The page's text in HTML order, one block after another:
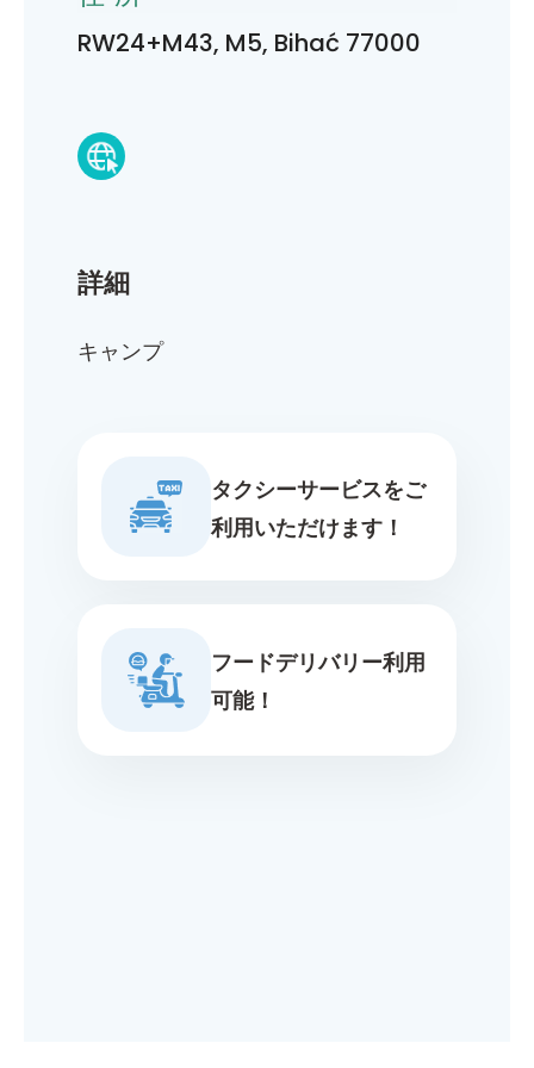
詳細
キャンプ
タクシーサービスをご
利用いただけます！
フードデリバリー利用
可能！
RW24+M43, M5, Bihać 77000